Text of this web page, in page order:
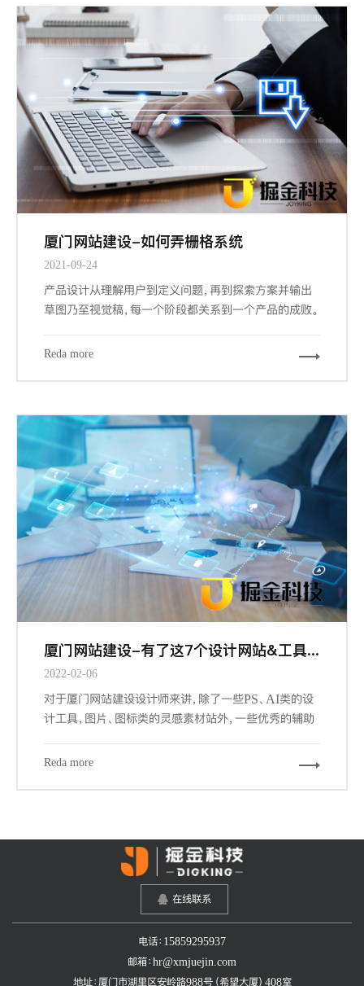
厦门网站建设-如何弄栅格系统
2021-09-24
产品设计从理解用户到定义问题，再到探索方案并输出
草图乃至视觉稿，每一个阶段都关系到一个产品的成败。
阶段，也是最大程度占据我们工作场景的内容。其中关键
Reda more
厦门网站建设-有了这7个设计网站&工具，做设计更有谱了
2022-02-06
对于厦门网站建设设计师来讲，除了一些PS、AI类的设
计工具，图片、图标类的灵感素材站外，一些优秀的辅助
我们的设计工作。下面给大家推荐7个必备的辅助工具和
Reda more
在线联系
电话：15859295937
邮箱：hr@xmjuejin.com
地址：厦门市湖里区安岭路988号（希望大厦）408室